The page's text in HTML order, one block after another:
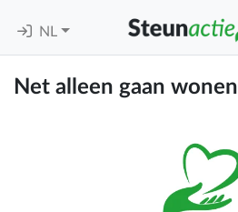
NL
Net alleen gaan wonen